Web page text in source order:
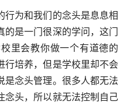
行为和我们的念头是息息相
的是一门很深的学问，这门
里会教你做一个有道德的
行培养，但是学校里却不会
是念头管理。很多人都无法
念头，所以就无法控制自己